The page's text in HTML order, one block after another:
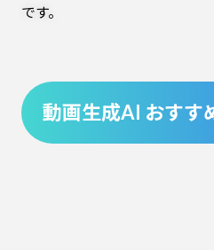
です。
動画生成AI おすす